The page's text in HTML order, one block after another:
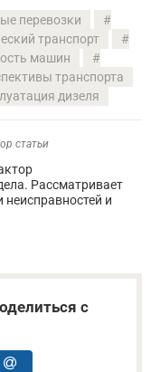
перевозки
транспорт
машин
транспорта
дизеля
статьи
Рассматривает
и
с